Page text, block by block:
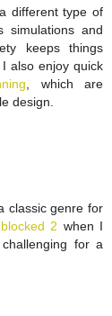
different type of
simulations and
keeps things
also enjoy quick
, which are
design.
classic genre for
2 when I
for a